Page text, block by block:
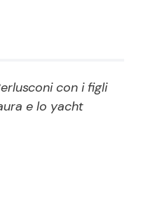
e Talentcon i figli
e lo yacht